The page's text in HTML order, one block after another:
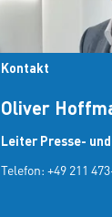
Kontakt
Oliver
Leiter Presse-
Telefon: +49 211